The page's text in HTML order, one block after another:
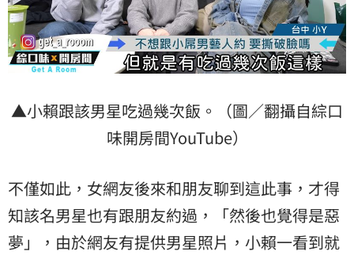
▲小賴跟該男星吃過幾次飯。（圖／翻攝自綜口
味開房間YouTube）
不僅如此，女網友後來和朋友聊到這此事，才得
知該名男星也有跟朋友約過，「然後也覺得是惡
夢」，由於網友有提供男星照片，小賴一看到就